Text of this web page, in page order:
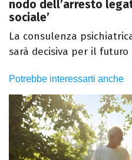
nodo dell’arresto
sociale’
La consulenza
sarà decisiva per il futuro